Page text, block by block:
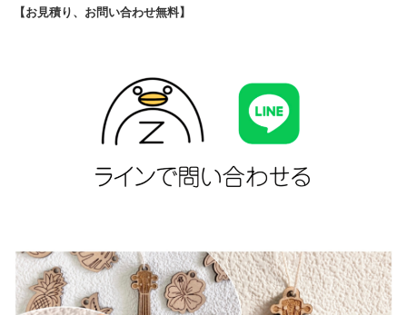
【お見積り、お問い合わせ無料】